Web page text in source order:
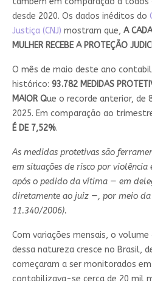
desde 2020. Os dados inéditos do
Justiça (CNJ) mostram que, A
MULHER RECEBE A PROTEÇÃO
O mês de maio deste ano
histórico: 93.782 MEDIDAS
MAIOR Que o recorde anterior, de
2025. Em comparação ao
É DE 7,52%.
As medidas protetivas são
em situações de risco por violência
após o pedido da vítima — em
diretamente ao juiz —, por meio da
11.340/2006).
Com variações mensais, o
dessa natureza cresce no Brasil,
começaram a ser monitorados
contabilizava-se cerca de 20 mil